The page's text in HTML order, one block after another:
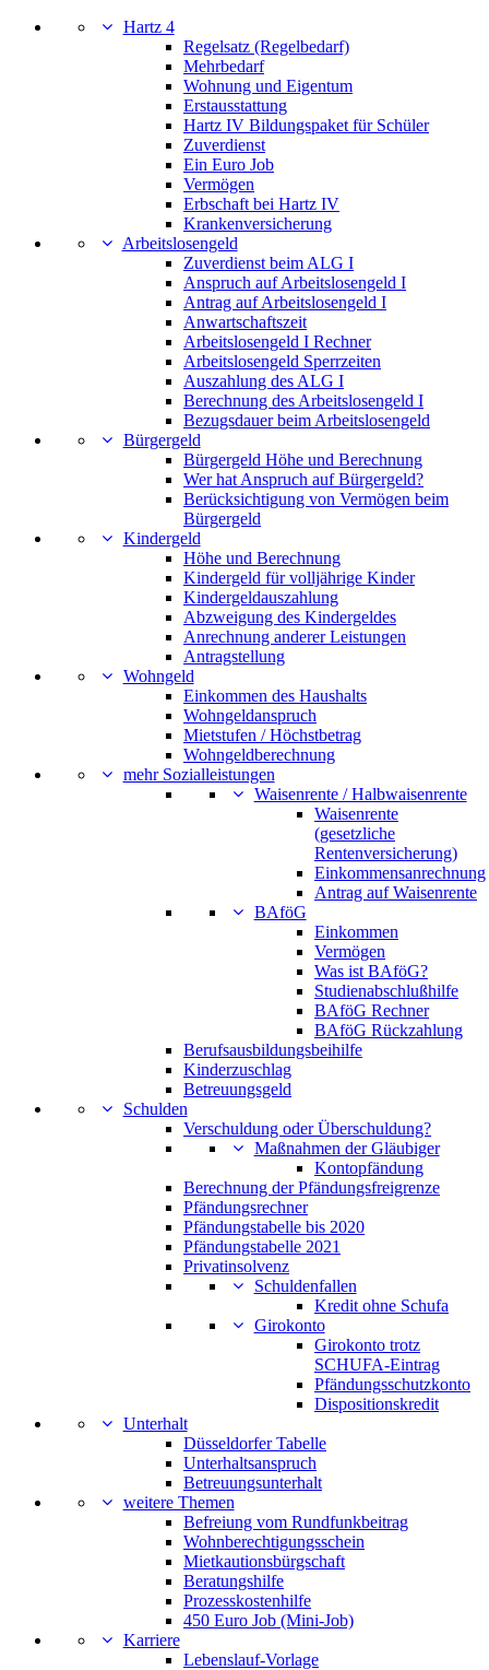
Hartz 4
Regelsatz (Regelbedarf)
Mehrbedarf
Wohnung und Eigentum
Erstausstattung
Hartz IV Bildungspaket für Schüler
Zuverdienst
Ein Euro Job
Vermögen
Erbschaft bei Hartz IV
Krankenversicherung
Arbeitslosengeld
Zuverdienst beim ALG I
Anspruch auf Arbeitslosengeld I
Antrag auf Arbeitslosengeld I
Anwartschaftszeit
Arbeitslosengeld I Rechner
Arbeitslosengeld Sperrzeiten
Auszahlung des ALG I
Berechnung des Arbeitslosengeld I
Bezugsdauer beim Arbeitslosengeld
Bürgergeld
Bürgergeld Höhe und Berechnung
Wer hat Anspruch auf Bürgergeld?
Berücksichtigung von Vermögen beim
Bürgergeld
Kindergeld
Höhe und Berechnung
Kindergeld für volljährige Kinder
Kindergeldauszahlung
Abzweigung des Kindergeldes
Anrechnung anderer Leistungen
Antragstellung
Wohngeld
Einkommen des Haushalts
Wohngeldanspruch
Mietstufen / Höchstbetrag
Wohngeldberechnung
mehr Sozialleistungen
Waisenrente / Halbwaisenrente
Waisenrente
(gesetzliche
Rentenversicherung)
Einkommensanrechnung
Antrag auf Waisenrente
BAföG
Einkommen
Vermögen
Was ist BAföG?
Studienabschlußhilfe
BAföG Rechner
BAföG Rückzahlung
Berufsausbildungsbeihilfe
Kinderzuschlag
Betreuungsgeld
Schulden
Verschuldung oder Überschuldung?
Maßnahmen der Gläubiger
Kontopfändung
Berechnung der Pfändungsfreigrenze
Pfändungsrechner
Pfändungstabelle bis 2020
Pfändungstabelle 2021
Privatinsolvenz
Schuldenfallen
Kredit ohne Schufa
Girokonto
Girokonto trotz
SCHUFA-Eintrag
Pfändungsschutzkonto
Dispositionskredit
Unterhalt
Düsseldorfer Tabelle
Unterhaltsanspruch
Betreuungsunterhalt
weitere Themen
Befreiung vom Rundfunkbeitrag
Wohnberechtigungsschein
Mietkautionsbürgschaft
Beratungshilfe
Prozesskostenhilfe
450 Euro Job (Mini-Job)
Karriere
Lebenslauf-Vorlage